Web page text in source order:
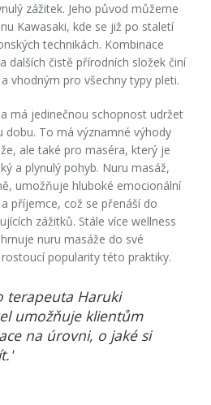
zážitek. Jeho původ můžeme
Kawasaki, kde se již po staletí
technikách. Kombinace
dalších čistě přírodních složek činí
vhodným pro všechny typy pleti.
má jedinečnou schopnost udržet
dobu. To má významné výhody
ale také pro maséra, který je
a plynulý pohyb. Nuru masáž,
umožňuje hluboké emocionální
příjemce, což se přenáší do
zážitků. Stále více wellness
nuru masáže do své
popularity této praktiky.
terapeuta Haruki
umožňuje klientům
na úrovni, o jaké si